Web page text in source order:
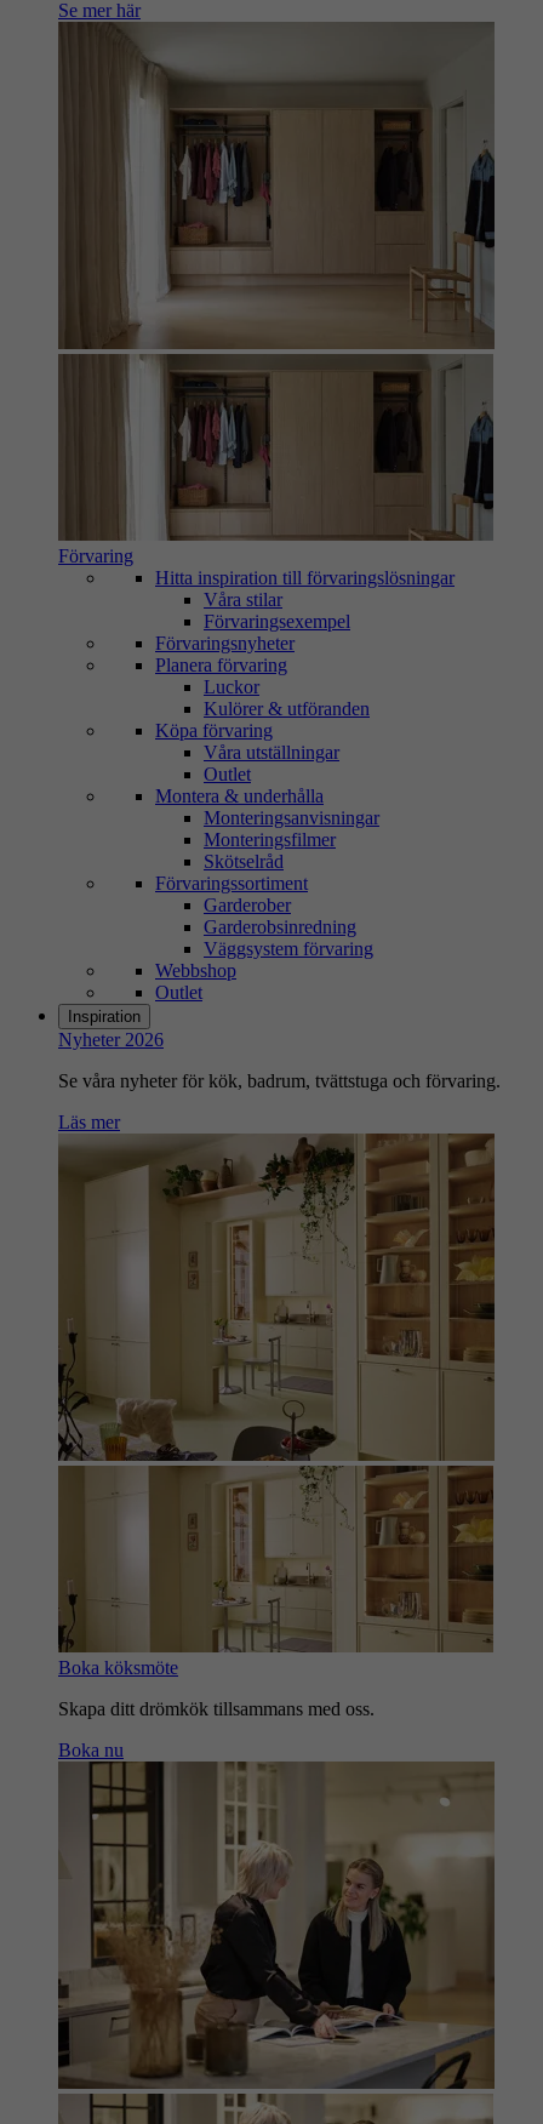
Se mer här
Förvaring
Hitta inspiration till förvaringslösningar
Våra stilar
Förvaringsexempel
Förvaringsnyheter
Planera förvaring
Luckor
Kulörer & utföranden
Köpa förvaring
Våra utställningar
Outlet
Montera & underhålla
Monteringsanvisningar
Monteringsfilmer
Skötselråd
Förvaringssortiment
Garderober
Garderobsinredning
Väggsystem förvaring
Webbshop
Outlet
Inspiration
Nyheter 2026
Se våra nyheter för kök, badrum, tvättstuga och förvaring.
Läs mer
Boka köksmöte
Skapa ditt drömkök tillsammans med oss.
Boka nu